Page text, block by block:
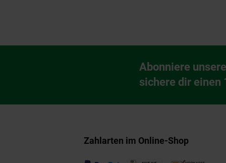
Newsletter
Abonniere
sichere dir einen
Zahlarten im Online-Shop